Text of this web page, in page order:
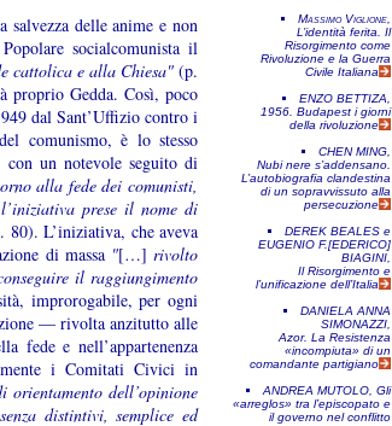
salvezza delle anime e non
socialcomunista il
cattolica e alla Chiesa"(p.
proprio Gedda. Così, poco
dal Sant’Uffizio contro i
comunismo, è lo stesso
un notevole seguito di
alla fede dei comunisti,
prese il nome di
80). L’iniziativa, che aveva
di massa "[…]rivolto
il raggiungimento
improrogabile, per ogni
— rivolta anzitutto alle
fede e nell’appartenenza
i Comitati Civici in
orientamento dell’opinione
distintivi, semplice ed
Massimo Viglione
L’identità ferita. Il
Risorgimento come
Rivoluzione e la Guerra
Civile Italiana
ENZO BETTIZA
1956. Budapest i giorni
della rivoluzione
CHEN MING
Nubi nere s’addensano.
L’autobiografia clandestina
di un sopravvissuto alla
persecuzione
DEREK BEALES e
EUGENIO F.[EDERICO]
BIAGINI
Il Risorgimento e
l’unificazione dell’Italia
DANIELA ANNA
SIMONAZZI
Azor. La Resistenza
«incompiuta» di un
comandante partigiano
ANDREA MUTOLO Gli
«arreglos» tra l’episcopato e
il governo nel conflitto